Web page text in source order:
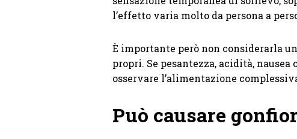
l’effetto varia molto da persona a
È importante però non considerarla
propri. Se pesantezza, acidità,
osservare l’alimentazione
Può causare